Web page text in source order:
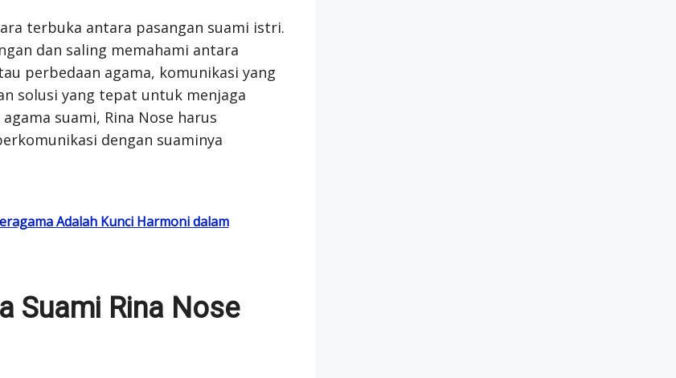
terbuka antara pasangan suami istri.
dan saling memahami antara
perbedaan agama, komunikasi yang
solusi yang tepat untuk menjaga
suami, Rina Nose harus
dengan suaminya
Adalah Kunci Harmoni dalam
Suami Rina Nose